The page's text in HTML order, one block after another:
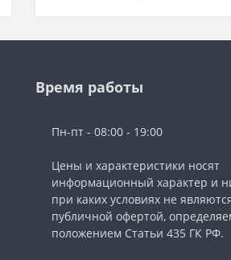
Время работы
Пн-пт - 08:00 - 19:00
Цены и характеристики носят
информационный характер и
при каких условиях не
публичной офертой,
положением Статьи 435 ГК РФ.